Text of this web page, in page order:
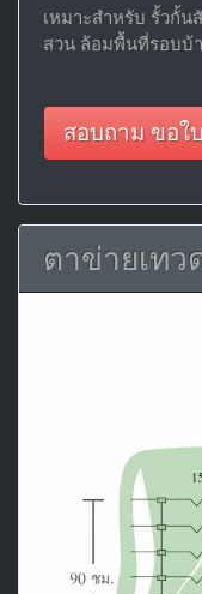
เหมาะสำหรับ รั้วกั้
สวน ล้อมพื้นที่รอบบ้
สอบถาม ขอใ
ตาข่ายเท